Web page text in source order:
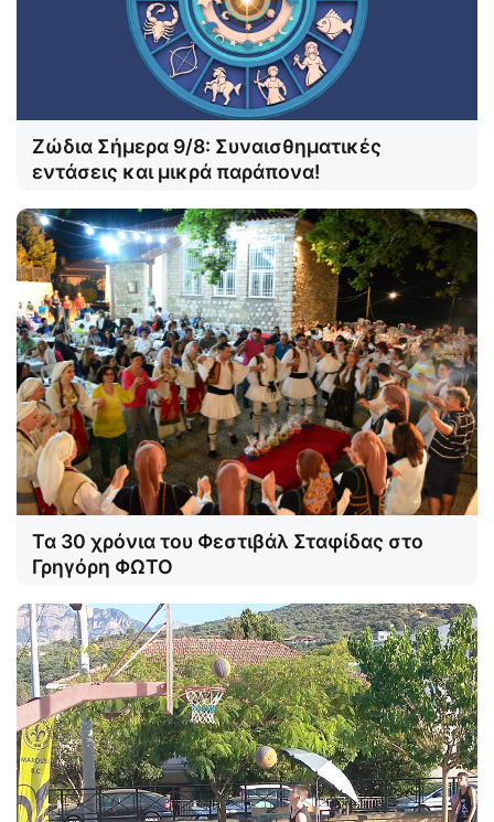
Ζώδια Σήμερα 9/8: Συναισθηματικές
εντάσεις και μικρά παράπονα!
Τα 30 χρόνια του Φεστιβάλ Σταφίδας στο
Γρηγόρη ΦΩΤΟ